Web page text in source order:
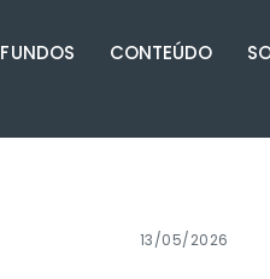
FUNDOS CONTEÚDO
13/05/2026